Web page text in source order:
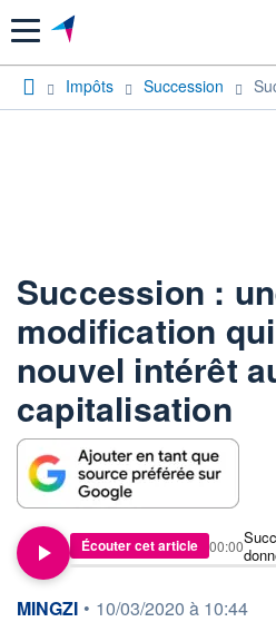
Menu
Impôts Succession
Succession :
modification
nouvel intérêt
capitalisation
Écouter cet article
de
00:00
information fournie par
MINGZI • 10/03/2020 à 10:44